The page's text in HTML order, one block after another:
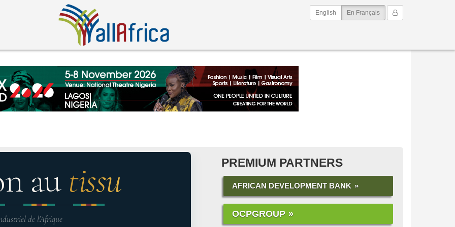
Mon Compte
English En Français(current)
au tissu
de l'Afrique
PREMIUM PARTNERS
AFRICAN DEVELOPMENT BANK
OCPGROUP